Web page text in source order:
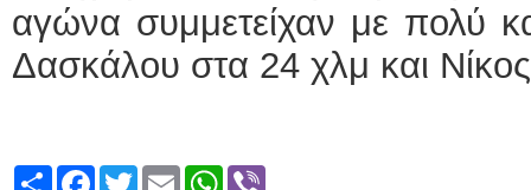
αγώνα συμμετείχαν με πολύ
Δασκάλου στα 24 χλμ και
ShareFacebook
TwitterEmailWhatsApp